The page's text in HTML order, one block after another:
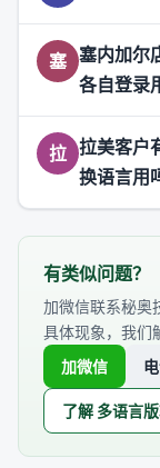
塞 塞内加尔
各自登录
拉 拉美客户
换语言用
有类似问题？
加微信联系秘奥
具体现象，我们
加微信
了解 多语言